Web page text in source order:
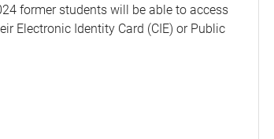
former students will be able to access
Electronic Identity Card (CIE) or Public